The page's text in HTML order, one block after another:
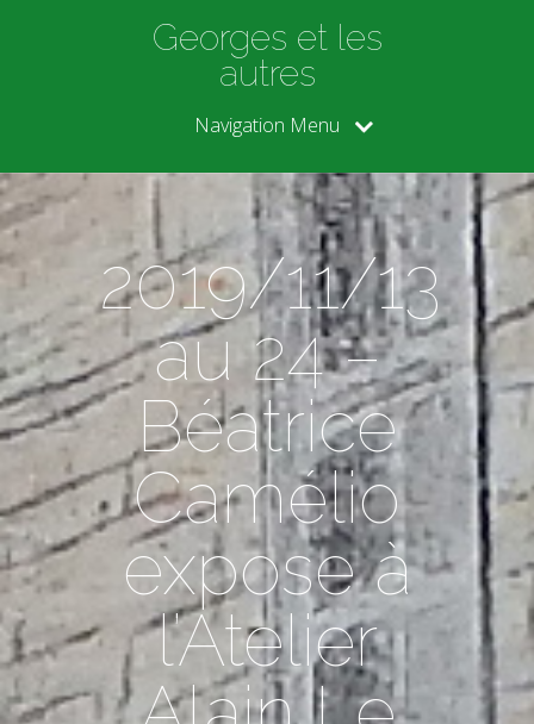
Georges et les
autres
Navigation Menu
2019/11/13
au 24 –
Béatrice
Camélio
expose à
l’Atelier